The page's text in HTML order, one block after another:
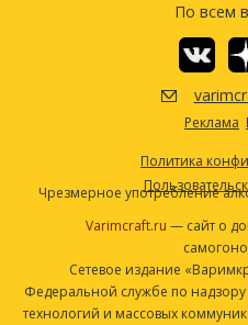
По всем
Реклама
Политика
Чрезмерное употребление
Varimcraft.ru — сайт о
Сетевое издание
Федеральной службе по
технологий и массовых